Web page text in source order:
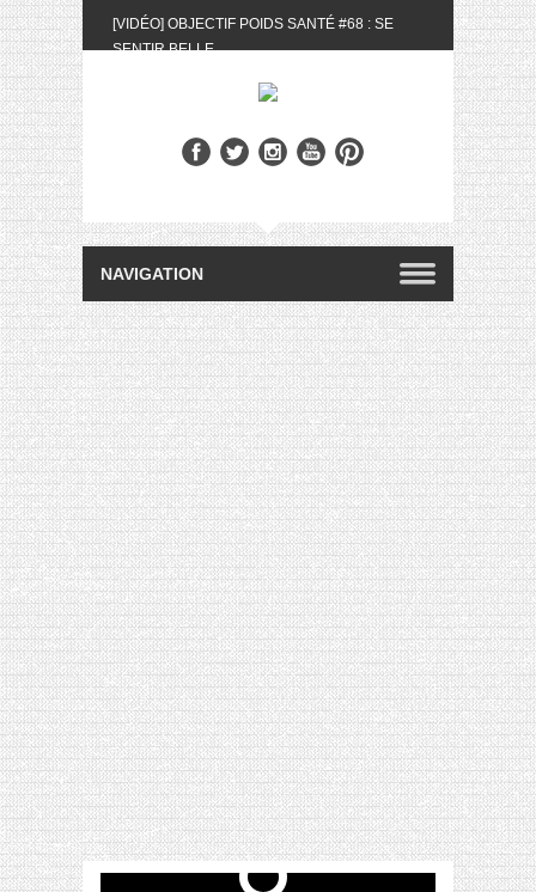
[VIDÉO] OBJECTIF POIDS SANTÉ #68 : SE
SENTIR BELLE
BIOTYFULL BOX DU MOIS DE MAI 2024 FEAT.
[VIDÉO] QUITOQUE #10 : MEAL PREP &
CONVIVIALITÉ
[VIDÉO] UNBOXING : LES MY LITTLE &
BIOTYFULL BOX DU MOIS D’AVRIL 2024
FEAT. AKILA
[VIDÉO] OBJECTIF POIDS SANTÉ #67 : L’AVIS
DES AUTRES, CE N’EST QUE LA VIE DES
AUTRES
[VIDÉO] UNBOXING : LES MY LITTLE &
BIOTYFULL BOX DES MOIS DE FÉVRIER ET
MARS 2024 FEAT. AKILA
[VIDÉO] LA SÉLECTION DU MOIS
#JANVIER2024
[VIDÉO] HELLOFRESH #34 : IDÉES
RECETTES RISOTTO